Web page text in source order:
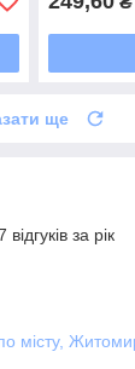
ще
за рік
місту,